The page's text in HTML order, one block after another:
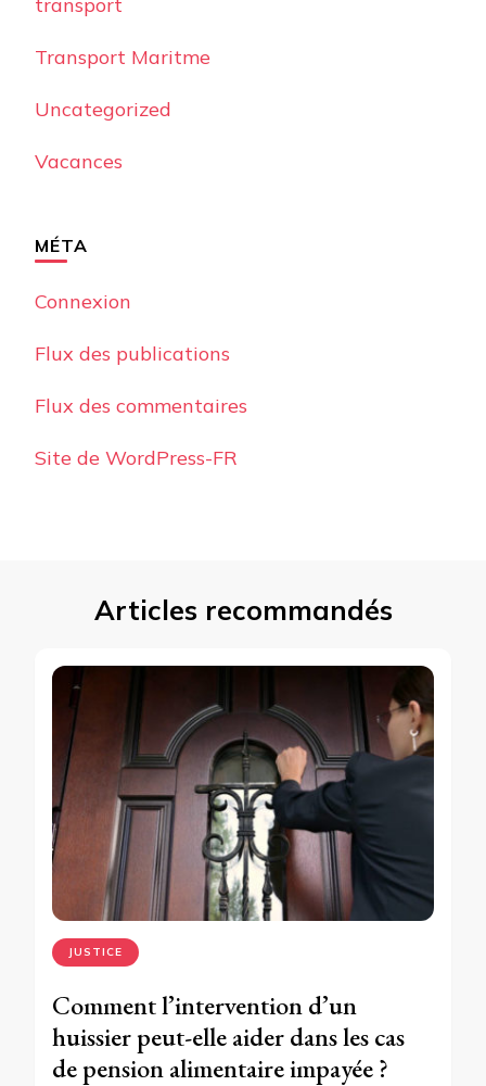
transport
Transport Maritme
Uncategorized
Vacances
MÉTA
Connexion
Flux des publications
Flux des commentaires
Site de WordPress-FR
Articles recommandés
JUSTICE
Comment l’intervention d’un
huissier peut-elle aider dans les cas
de pension alimentaire impayée ?